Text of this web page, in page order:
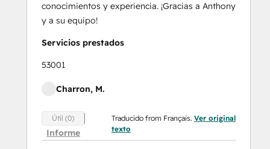
conocimientos y experiencia. ¡Gracias a Anthony
y a su equipo!
Servicios prestados
53001
Charron, M.
Útil (0)
Informe
Traducido from Français. Ver original
texto